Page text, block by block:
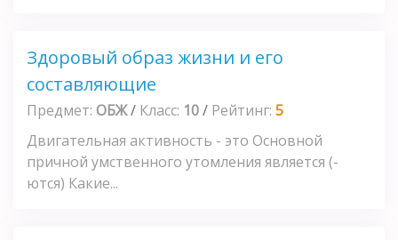
Здоровый образ жизни и его
составляющие
Предмет: ОБЖ/ Класс: 10/ Рейтинг: 5
Двигательная активность - это Основной
причной умственного утомления является (-
ются) Какие...